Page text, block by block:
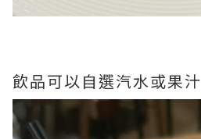
飲品可以自選汽水或果汁